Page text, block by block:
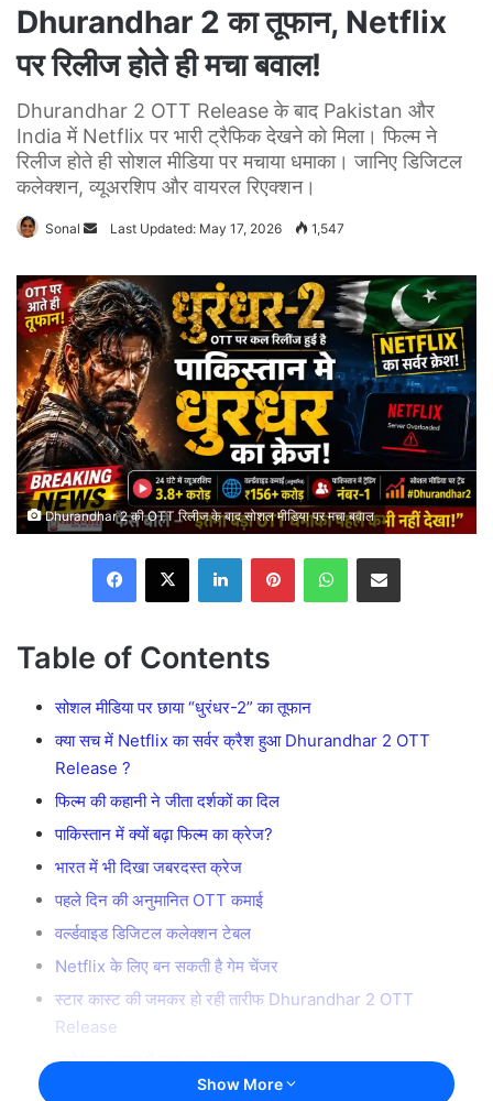
Dhurandhar 2 का तूफान, Netflix
पर रिलीज होते ही मचा बवाल!
Dhurandhar 2 OTT Release के बाद Pakistan और
India में Netflix पर भारी ट्रैफिक देखने को मिला। फिल्म ने
रिलीज होते ही सोशल मीडिया पर मचाया धमाका। जानिए डिजिटल
कलेक्शन, व्यूअरशिप और वायरल रिएक्शन।
Sonal
Send
email
Last Updated: May 17, 2026 1,547
Dhurandhar 2 की OTT रिलीज के बाद सोशल मीडिया पर मचा बवाल
Facebook
X LinkedInPinterestWhatsAppShare via Email
Table of Contents
सोशल मीडिया पर छाया “धुरंधर-2” का तूफान
क्या सच में Netflix का सर्वर क्रैश हुआ Dhurandhar 2 OTT
Release ?
फिल्म की कहानी ने जीता दर्शकों का दिल
पाकिस्तान में क्यों बढ़ा फिल्म का क्रेज?
भारत में भी दिखा जबरदस्त क्रेज
पहले दिन की अनुमानित OTT कमाई
वर्ल्डवाइड डिजिटल कलेक्शन टेबल
Netflix के लिए बन सकती है गेम चेंजर
स्टार कास्ट की जमकर हो रही तारीफ Dhurandhar 2 OTT
Release
मनोरंजन जगत में मचा बड़ा धमाका
Show More